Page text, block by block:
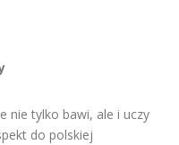
nie tylko bawi, ale i uczy
do polskiej